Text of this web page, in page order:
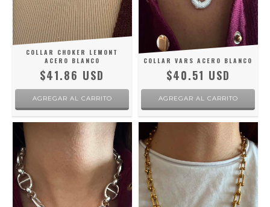
COLLAR CHOKER LEMONT
ACERO BLANCO
$41.86 USD
COLLAR VARS ACERO BLANCO
$40.51 USD